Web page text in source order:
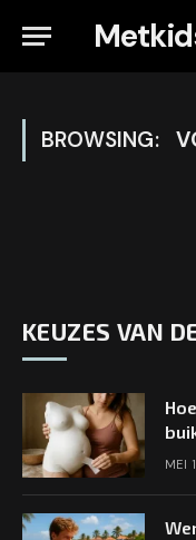
BROWSING:
KEUZES VAN
MEI